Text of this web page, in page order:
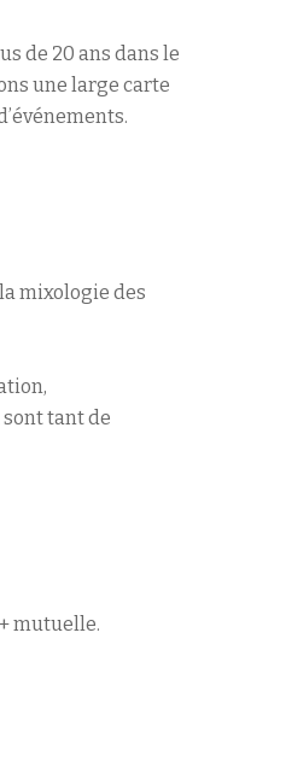
de 20 ans dans le
une large carte
mixologie des
tant de
mutuelle.